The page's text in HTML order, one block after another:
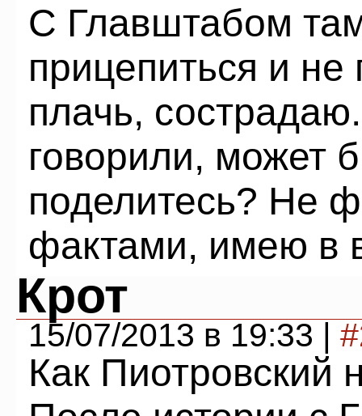
С Главштабом
прицепиться и не
плачь,
говорили, может
поделитесь? Не
фактами, имею в
Крот
15/07/2013 в 19:33 |
Как Пиотровский